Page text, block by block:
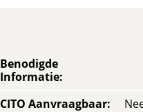
Benodigde
Informatie:
CITO Aanvraagbaar: